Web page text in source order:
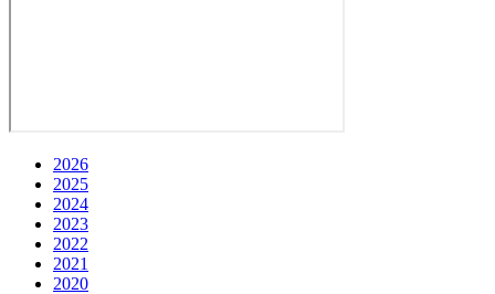
2026
2025
2024
2023
2022
2021
2020